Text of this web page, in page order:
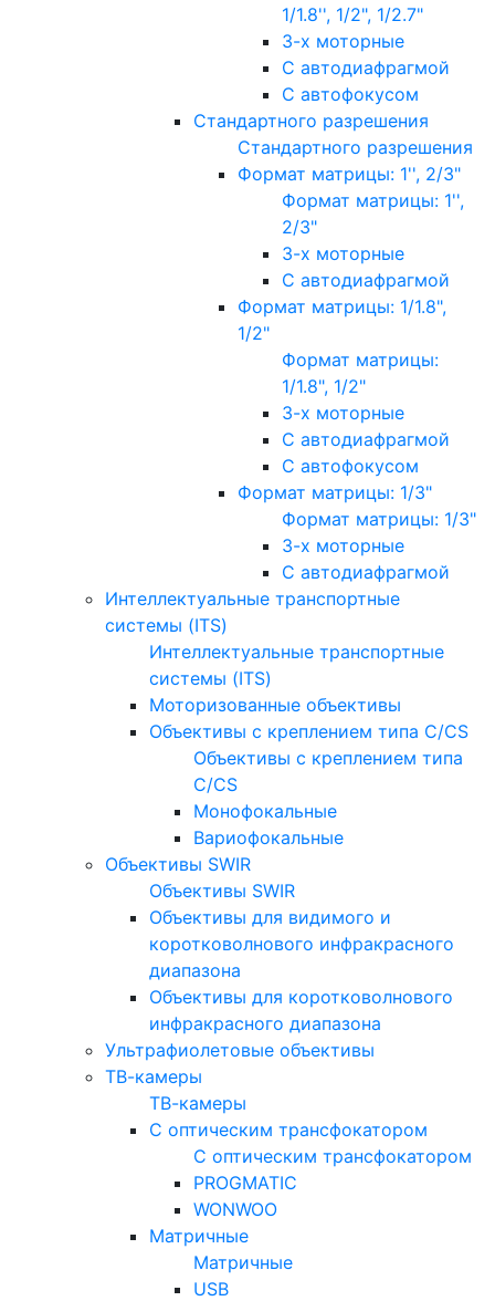
1/1.8'', 1/2", 1/2.7"
3-х моторные
С автодиафрагмой
С автофокусом
Стандартного разрешения
Стандартного разрешения
Формат матрицы: 1'', 2/3"
Формат матрицы: 1'',
2/3"
3-х моторные
С автодиафрагмой
Формат матрицы: 1/1.8",
1/2"
Формат матрицы:
1/1.8", 1/2"
3-х моторные
С автодиафрагмой
С автофокусом
Формат матрицы: 1/3"
Формат матрицы: 1/3"
3-х моторные
С автодиафрагмой
Интеллектуальные транспортные
системы (ITS)
Интеллектуальные транспортные
системы (ITS)
Моторизованные объективы
Объективы с креплением типа C/CS
Объективы с креплением типа
C/CS
Монофокальные
Вариофокальные
Объективы SWIR
Объективы SWIR
Объективы для видимого и
коротковолнового инфракрасного
диапазона
Объективы для коротковолнового
инфракрасного диапазона
Ультрафиолетовые объективы
ТВ-камеры
ТВ-камеры
С оптическим трансфокатором
С оптическим трансфокатором
PROGMATIC
WONWOO
Матричные
Матричные
USB